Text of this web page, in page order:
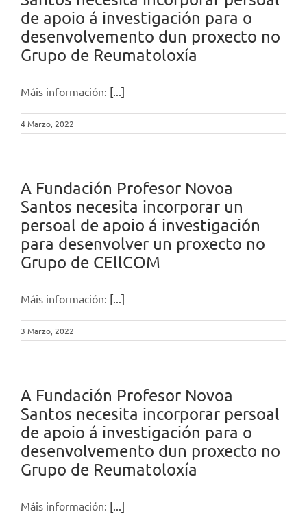
de apoio á investigación para o
desenvolvemento dun proxecto no
Grupo de Reumatoloxía
Máis información: [...]
4 Marzo, 2022
A Fundación Profesor Novoa
Santos necesita incorporar un
persoal de apoio á investigación
para desenvolver un proxecto no
Grupo de CEllCOM
Máis información: [...]
3 Marzo, 2022
A Fundación Profesor Novoa
Santos necesita incorporar persoal
de apoio á investigación para o
desenvolvemento dun proxecto no
Grupo de Reumatoloxía
Máis información: [...]